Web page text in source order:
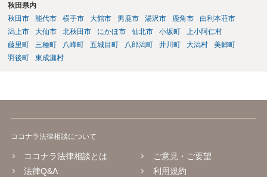
て、建物の賃貸人が遅滞なく異議を述べなかったときも、同項と同様
とする。 （建物賃貸借契約の更新拒絶等の要件） 第二十八条 建物の
賃貸人による第二十六条第一項の通知又は建物の賃貸借の解約の申入
れは、建物の賃貸人及び賃借人（転借人を含む。以下この条において
同じ。）が建物の使用を必要とする事情のほか、建物の賃貸借に関す
考慮して、正当の事由があると認められる場合でなければ、すること
秋田県内
秋田市
能代市 横手市 大館市 男鹿市 湯沢市 鹿角市
由利本荘市
潟上市
大仙市 北秋田市 にかほ市 仙北市 小坂町
上小阿仁村
藤里町
三種町 八峰町 五城目町 八郎潟町 井川町 大潟村
美郷町
羽後町
東成瀬村
ココナラ法律相談について
ココナラ法律相談とは
法律Q&A
ご意見・ご要望
利用規約